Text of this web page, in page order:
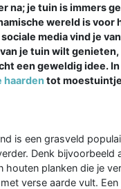
na; je tuin is immers
wereld is voor
media vind je
je tuin wilt genieten,
een geweldig idee.
haarden tot
is een grasveld
Denk bijvoorbeeld
planken die je
verse aarde vult.